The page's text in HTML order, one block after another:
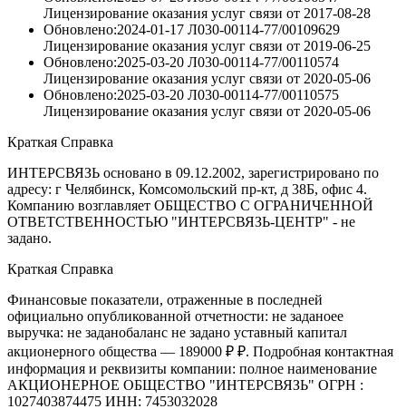
Лицензирование оказания услуг связи от 2017-08-28
Обновлено:2024-01-17 Л030-00114-77/00109629
Лицензирование оказания услуг связи от 2019-06-25
Обновлено:2025-03-20 Л030-00114-77/00110574
Лицензирование оказания услуг связи от 2020-05-06
Обновлено:2025-03-20 Л030-00114-77/00110575
Лицензирование оказания услуг связи от 2020-05-06
Краткая Справка
ИНТЕРСВЯЗЬ основано в 09.12.2002, зарегистрировано по
адресу: г Челябинск, Комсомольский пр-кт, д 38Б, офис 4.
Компанию возглавляет ОБЩЕСТВО С ОГРАНИЧЕННОЙ
ОТВЕТСТВЕННОСТЬЮ "ИНТЕРСВЯЗЬ-ЦЕНТР" - не
задано.
Краткая Справка
Финансовые показатели, отраженные в последней
официально опубликованной отчетности: не заданоее
выручка: не заданобаланс не задано уставный капитал
акционерного общества — 189000 ₽ ₽. Подробная контактная
информация и реквизиты компании: полное наименование
АКЦИОНЕРНОЕ ОБЩЕСТВО "ИНТЕРСВЯЗЬ" ОГРН :
1027403874475 ИНН: 7453032028